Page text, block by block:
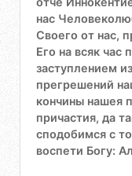
нас
Своего от нас,
Его на всяк час
заступлением
прегрешений
кончины нашея
причастия, да
сподобимся с
воспети Богу: